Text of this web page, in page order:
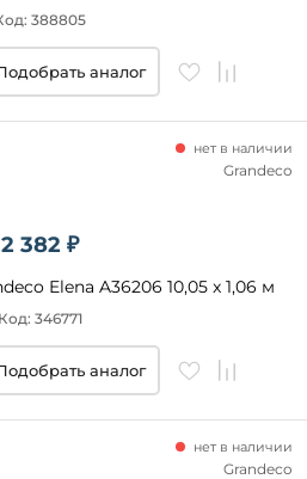
388805
аналог
2 382 ₽
Elena A36206 10,05 x 1,06 м
нет в наличии
Код: 346771
Grandeco
аналог
нет в наличии
Grandeco